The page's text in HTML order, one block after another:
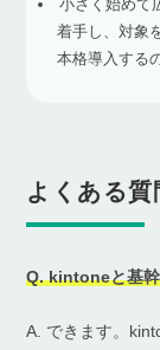
小さく始めて
着手し、対象
本格導入する
よくある質
Q. kintoneと基
A. できます。